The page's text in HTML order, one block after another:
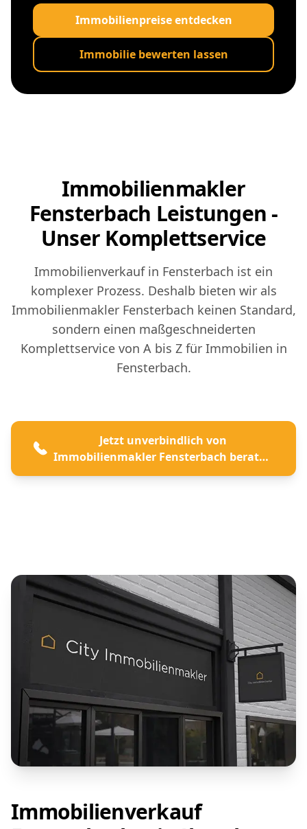
Immobilienpreise entdecken
Immobilie bewerten lassen
Immobilienmakler
Fensterbach Leistungen -
Unser Komplettservice
Immobilienverkauf in Fensterbach ist ein
komplexer Prozess. Deshalb bieten wir als
Immobilienmakler Fensterbach keinen Standard,
sondern einen maßgeschneiderten
Komplettservice von A bis Z für Immobilien in
Fensterbach.
Jetzt unverbindlich von
Immobilienmakler Fensterbach beraten
lassen
Immobilienverkauf